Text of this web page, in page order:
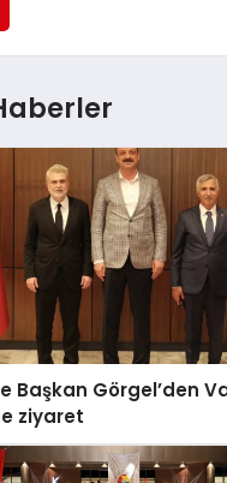
Başkan Görgel’den
ziyaret